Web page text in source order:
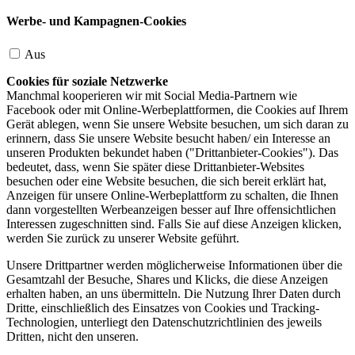
Werbe- und Kampagnen-Cookies
Aus
Cookies für soziale Netzwerke
Manchmal kooperieren wir mit Social Media-Partnern wie
Facebook oder mit Online-Werbeplattformen, die Cookies auf Ihrem
Gerät ablegen, wenn Sie unsere Website besuchen, um sich daran zu
erinnern, dass Sie unsere Website besucht haben/ ein Interesse an
unseren Produkten bekundet haben ("Drittanbieter-Cookies"). Das
bedeutet, dass, wenn Sie später diese Drittanbieter-Websites
besuchen oder eine Website besuchen, die sich bereit erklärt hat,
Anzeigen für unsere Online-Werbeplattform zu schalten, die Ihnen
dann vorgestellten Werbeanzeigen besser auf Ihre offensichtlichen
Interessen zugeschnitten sind. Falls Sie auf diese Anzeigen klicken,
werden Sie zurück zu unserer Website geführt.
Unsere Drittpartner werden möglicherweise Informationen über die
Gesamtzahl der Besuche, Shares und Klicks, die diese Anzeigen
erhalten haben, an uns übermitteln. Die Nutzung Ihrer Daten durch
Dritte, einschließlich des Einsatzes von Cookies und Tracking-
Technologien, unterliegt den Datenschutzrichtlinien des jeweils
Dritten, nicht den unseren.